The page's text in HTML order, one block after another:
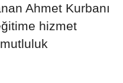
Ahmet Kurbanı
hizmet